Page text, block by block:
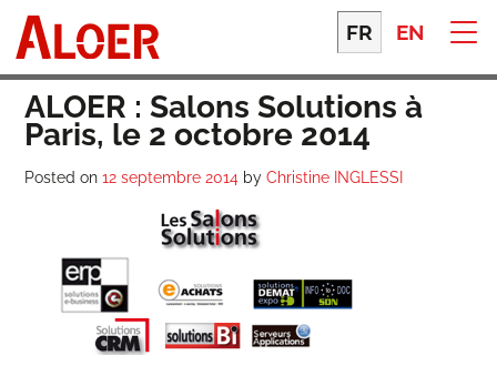
content
FR EN
ALOER : Salons Solutions à
Paris, le 2 octobre 2014
Posted on 12 septembre 2014by Christine INGLESSI